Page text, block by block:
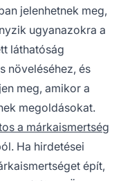
jelenhetnek meg,
ugyanazokra a
láthatóság
növeléséhez, és
meg, amikor a
megoldásokat.
a márkaismertség
Ha hirdetései
épít,